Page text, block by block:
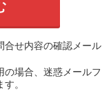
せ内容の確認メール
場合、迷惑メールフ
。